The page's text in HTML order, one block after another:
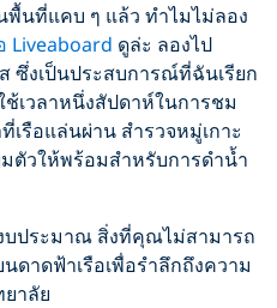
นที่แคบ ๆ แล้ว ทำไมไม่ลอง
Liveaboard ดูล่ะ ลองไป
ซึ่งเป็นประสบการณ์ที่ฉันเรียก
ช้เวลาหนึ่งสัปดาห์ในการชม
รือแล่นผ่าน สำรวจหมู่เกาะ
มตัวให้พร้อมสำหรับการดำน้ำ
บประมาณ สิ่งที่คุณไม่สามารถ
ดาดฟ้าเรือเพื่อรำลึกถึงความ
าลัย